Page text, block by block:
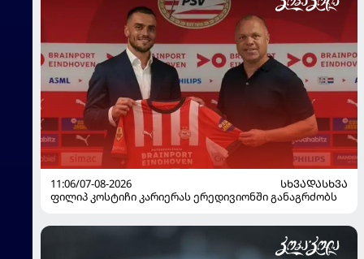
11:06/07-08-2026
ᲡᲮᲕᲐᲓᲐᲡᲮᲕᲐ
ფილიპ კოსტიჩი კარიერას ერედივიონში განაგრძობს